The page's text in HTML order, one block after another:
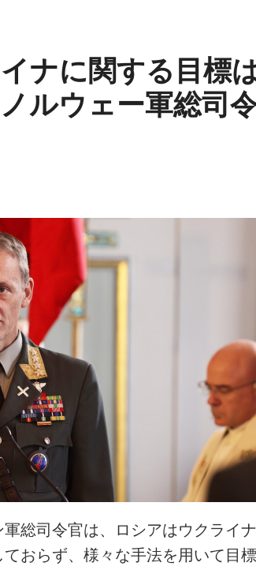
ナに関する目標
ルウェー軍総司
総司令官は、ロシアはウクライナ
おらず、様々な手法を用いて目標